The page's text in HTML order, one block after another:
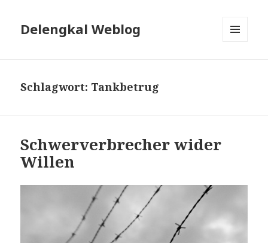
Delengkal Weblog
Schlagwort: Tankbetrug
Schwerverbrecher wider
Willen